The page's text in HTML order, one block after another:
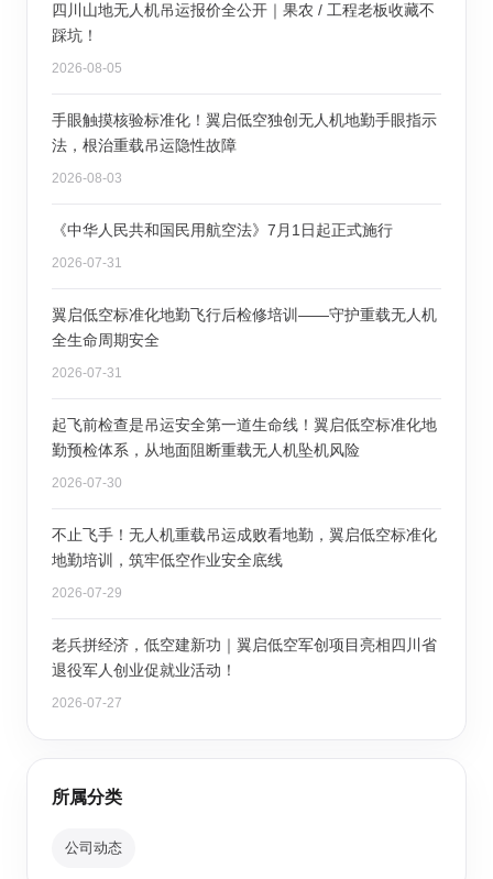
四川山地无人机吊运报价全公开｜果农 / 工程老板收藏不
踩坑！
2026-08-05
手眼触摸核验标准化！翼启低空独创无人机地勤手眼指示
法，根治重载吊运隐性故障
2026-08-03
《中华人民共和国民用航空法》7月1日起正式施行
2026-07-31
翼启低空标准化地勤飞行后检修培训——守护重载无人机
全生命周期安全
2026-07-31
起飞前检查是吊运安全第一道生命线！翼启低空标准化地
勤预检体系，从地面阻断重载无人机坠机风险
2026-07-30
不止飞手！无人机重载吊运成败看地勤，翼启低空标准化
地勤培训，筑牢低空作业安全底线
2026-07-29
老兵拼经济，低空建新功｜翼启低空军创项目亮相四川省
退役军人创业促就业活动！
2026-07-27
所属分类
公司动态